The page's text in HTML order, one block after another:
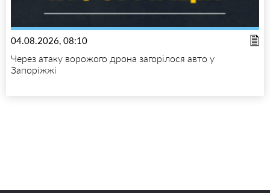
04.08.2026, 08:10
Через атаку ворожого дрона загорілося авто у
Запоріжжі